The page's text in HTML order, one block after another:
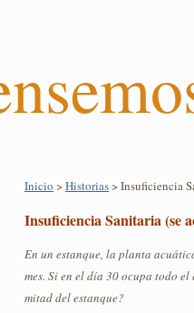
Inicio >Historias> Insuficiencia
Insuficiencia Sanitaria (se
En un estanque, la planta
mes. Si en el día 30 ocupa todo
mitad del estanque?